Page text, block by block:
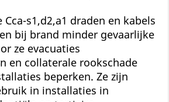
s1,d2,a1 draden en kabels
bij brand minder gevaarlijke
ze evacuaties
en collaterale rookschade
beperken. Ze zijn
in installaties in